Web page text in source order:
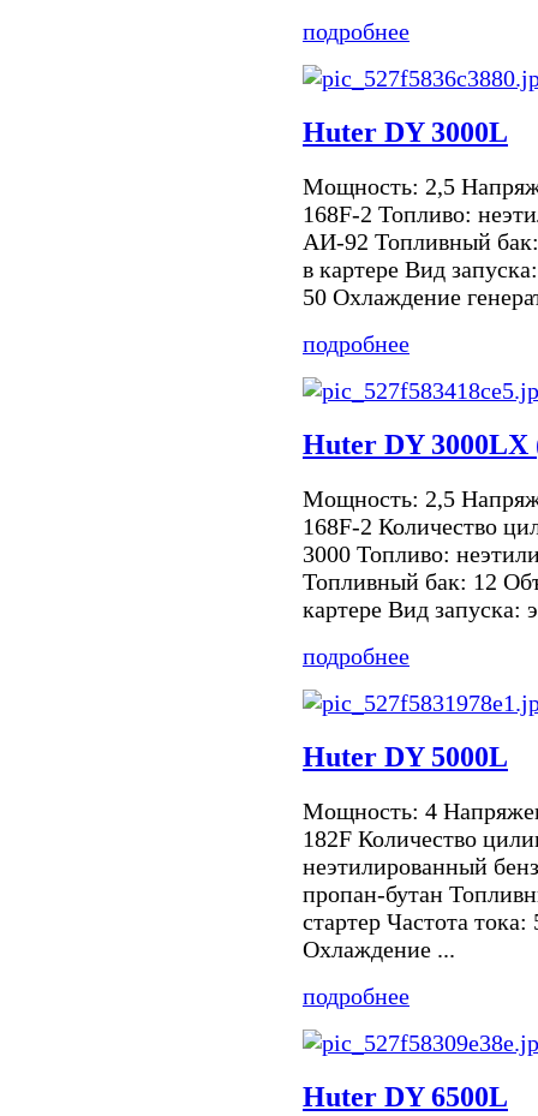
подробнее
Huter DY 3000L
Мощность: 2,5
168F-2 Топливо:
АИ-92 Топливный
в картере Вид
50 Охлаждение
подробнее
Huter DY 3000LX
Мощность: 2,5
168F-2 Количество
3000 Топливо:
Топливный бак: 12
картере Вид запуска:
подробнее
Huter DY 5000L
Мощность: 4
182F Количество
неэтилированный
пропан-бутан
стартер Частота
Охлаждение ...
подробнее
Huter DY 6500L